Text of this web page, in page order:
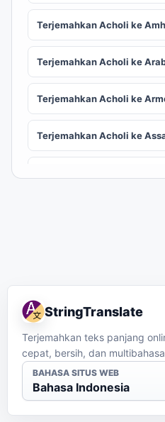
Terjemahkan Acholi ke
Terjemahkan Acholi ke
Terjemahkan Acholi ke
Terjemahkan Acholi ke
Terjemahkan Acholi ke
Terjemahkan Acholi ke
Terjemahkan Acholi ke
StringTranslate
Terjemahkan teks panjang
cepat, bersih, dan
BAHASA SITUS WEB
Bahasa Indonesia